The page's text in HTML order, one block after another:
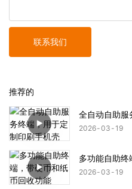
联系我们
推荐的
全自动自助服
2026 03 19
多功能自助
2026 03 19